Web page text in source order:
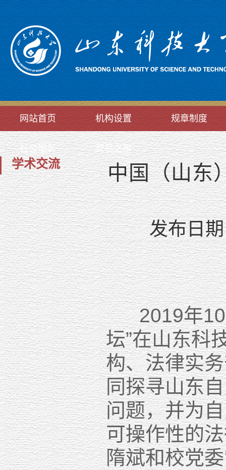
网站首页 机构设置 规章制度
社会服务 党员之家
学术交流 中国（山东
发布日
2019年10月
坛”在山东科
构、法律实
同探寻山东
问题，并为
可操作性的
隋斌和校党